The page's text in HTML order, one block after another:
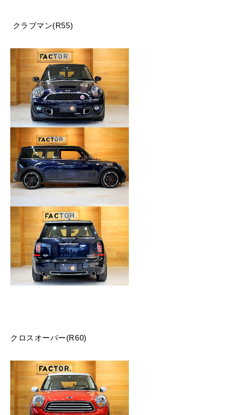
クラブマン(R55)
クロスオーバー(R60)